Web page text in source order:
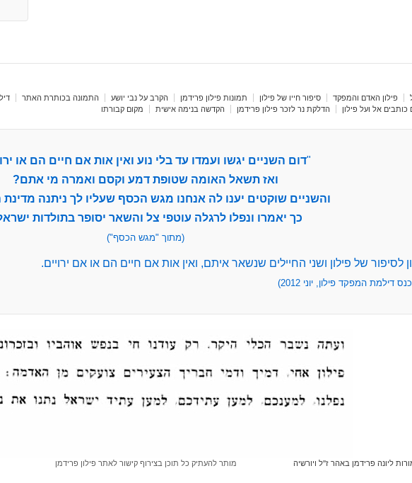
פילון האדם והמפקד סיפור חייו של פילון תמונות פילון פרידמן הקרב על נבי יושע התמונה בכותרת האתר
כותבים אל ועל פילון הדלקת נר לזכר פילון פרידמן הקדשה בנימה אישית מקום קבורתו
"דום השניים יגשו ועמדו עד בלי נוע ואין אות אם חיים הם או
ואז תשאל האומה שטופת דמע וקסם ואמרה מי אתם?
והשניים שוקטים יענו לה אנחנו מגש הכסף שעליו לך ניתנה מדינת
כך יאמרו ונפלו לרגלה עוטפי צל והשאר יסופר בתולדות
(מתוך "מגש הכסף")
לסיפור של פילון ושני החיילים שנשאר איתם, ואין אות אם חיים הם או אם ירויים.
דילמת המפקד פילון, יוני 2012)
ליונה פרידמן באהר ז''ל ויורשיה מותר להעתיק כל תוכן בצירוף קישור לאתר פילון פרידמן